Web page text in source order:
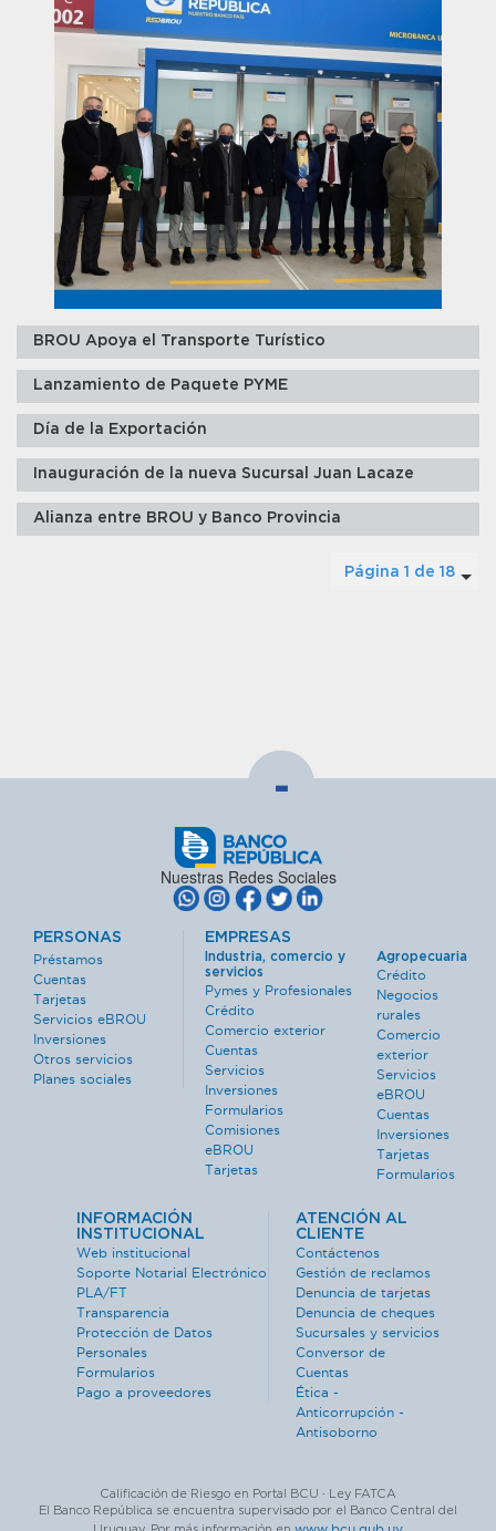
BROU Apoya el Transporte Turístico
Lanzamiento de Paquete PYME
Día de la Exportación
Inauguración de la nueva Sucursal Juan Lacaze
Alianza entre BROU y Banco Provincia
Página 1 de 18
-
Nuestras Redes Sociales
PERSONAS
Préstamos
Cuentas
Tarjetas
Servicios eBROU
Inversiones
Otros servicios
Planes sociales
EMPRESAS
Industria, comercio y
servicios
Pymes y Profesionales
Crédito
Comercio exterior
Cuentas
Servicios
Inversiones
Formularios
Comisiones
eBROU
Tarjetas
Agropecuaria
Crédito
Negocios
rurales
Comercio
exterior
Servicios
eBROU
Cuentas
Inversiones
Tarjetas
Formularios
INFORMACIÓN
INSTITUCIONAL
Web institucional
Soporte Notarial Electrónico
PLA/FT
Transparencia
Protección de Datos
Personales
Formularios
Pago a proveedores
ATENCIÓN AL
CLIENTE
Contáctenos
Gestión de reclamos
Denuncia de tarjetas
Denuncia de cheques
Sucursales y servicios
Conversor de
Cuentas
Ética -
Anticorrupción -
Antisoborno
Calificación de Riesgo en Portal BCU · Ley FATCA
El Banco República se encuentra supervisado por el Banco Central del